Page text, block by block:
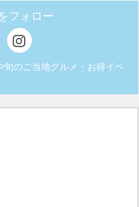
フォロー
のご当地グルメ・お得イベ